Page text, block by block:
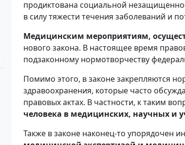
продиктована социальной
в силу тяжести течения заболеваний и
Медицинским мероприятиям,
нового закона. В настоящее время
подзаконному нормотворчеству
Помимо этого, в законе закрепляются
здравоохранения, которые часто
правовых актах. В частности, к таким
человека в медицинских, научных и
Также в законе наконец-то упорядочен